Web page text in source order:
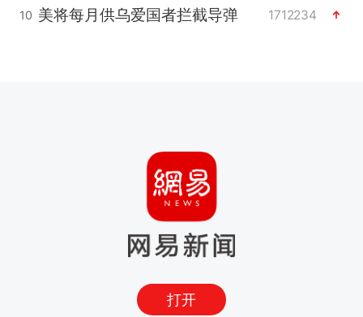
10 美将每月供乌爱国者拦截导弹 1712234
打开